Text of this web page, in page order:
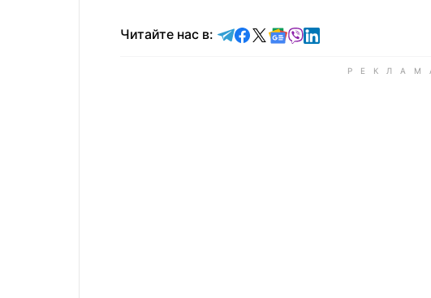
Читайте нас в: Читайте в Telegram
Читайте в Facebook
Читайте в X
Читайте в Google news
Читайте в Viber
Читайте в LinkedIn